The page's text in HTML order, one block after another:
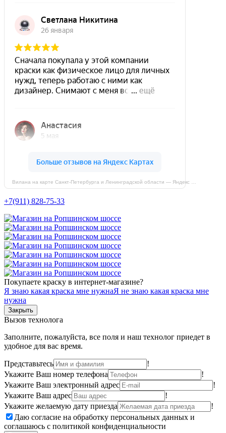
+7(911) 828-75-33
Покупаете краску в интернет-магазине?
Я знаю какая краска мне нужнаЯ не знаю какая краска мне
нужна
Закрыть
Вызов технолога
Заполните, пожалуйста, все поля и наш технолог приедет в
удобное для вас время.
Представьтесь
!
Укажите Ваш номер телефона
!
Укажите Ваш электронный адрес
!
Укажите Ваш адрес
!
Укажите желаемую дату приезда
!
Даю согласие на обработку персональных данных и
соглашаюсь с политикой конфиденциальности